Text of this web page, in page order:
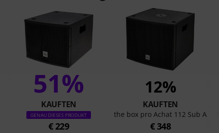
51%
KAUFTEN
GENAU DIESES PRODUKT
€ 229
12%
KAUFTEN
the box pro Achat 112 Sub A
€ 348